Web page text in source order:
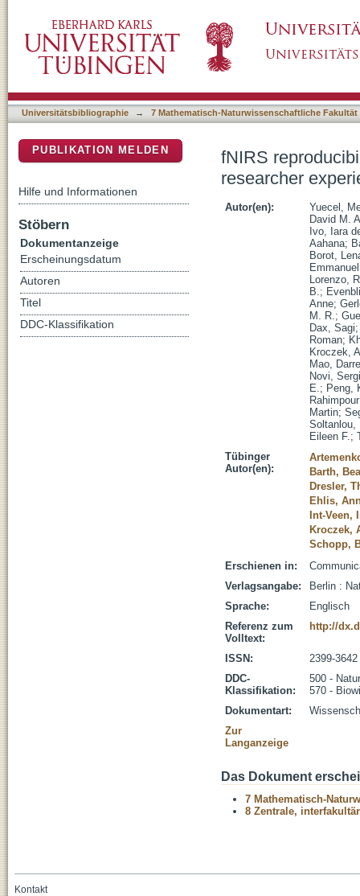
Universitätsbibliographie → 7 Mathematisch-Naturwissenschaftliche Fakultät
fNIRS
researcher
Autor(en):
Yuecel,
David M.
Ivo, Iara
Aahana;
Borot,
Emmanuel
Lorenzo,
B.;
Anne;
M. R.;
Dax, Sagi
Roman;
Kroczek,
Mao,
Novi,
E.; Peng,
Rahimpour
Martin;
Soltanlou,
Eileen F.;
Tübinger
Autor(en):
Barth,
Dresler,
Ehlis,
Int-Veen,
Kroczek,
Schopp,
Erschienen in:
Verlagsangabe:
Berlin :
Sprache:
Englisch
Referenz zum
Volltext:
http://
ISSN:
2399-3642
DDC-
Klassifikation:
500 -
570 -
Dokumentart:
Zur
Langanzeige
Das Dokument
7 Mathematisch-
8 Zentrale,
PUBLIKATION MELDEN
Hilfe und Informationen
Stöbern
Dokumentanzeige
Erscheinungsdatum
Autoren
Titel
DDC-Klassifikation
Kontakt